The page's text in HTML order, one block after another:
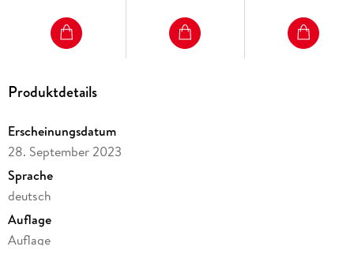
Produktdetails
Erscheinungsdatum
28. September 2023
Sprache
deutsch
Auflage
Auflage